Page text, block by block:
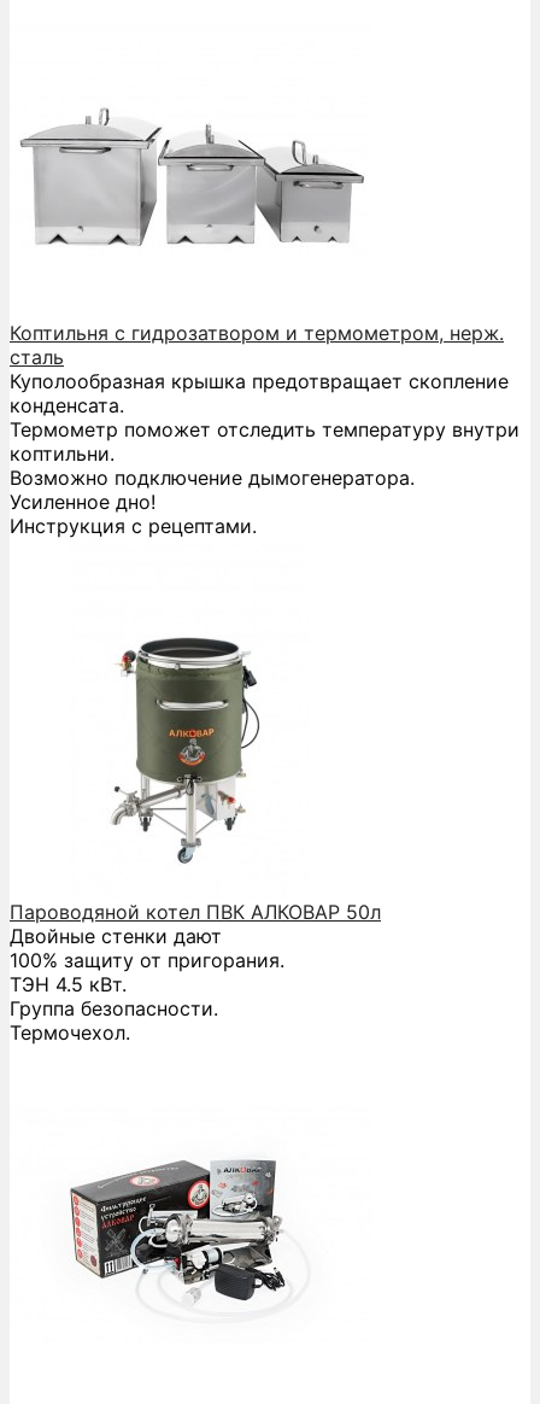
Коптильня с гидрозатвором и термометром, нерж.
сталь
Куполообразная крышка предотвращает скопление
конденсата.
Термометр поможет отследить температуру внутри
коптильни.
Возможно подключение дымогенератора.
Усиленное дно!
Инструкция с рецептами.
Пароводяной котел ПВК АЛКОВАР 50л
Двойные стенки дают
100% защиту от пригорания.
ТЭН 4.5 кВт.
Группа безопасности.
Термочехол.